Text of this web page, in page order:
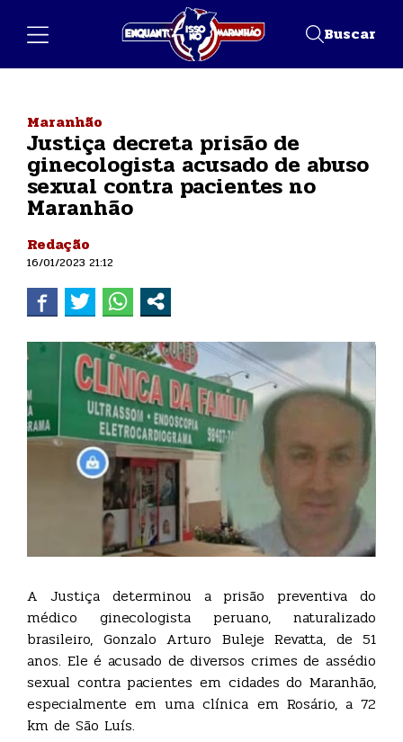
Buscar
Maranhão
Justiça decreta prisão de
ginecologista acusado de abuso
sexual contra pacientes no
Maranhão
Redação
16/01/2023 21:12
A Justiça determinou a prisão preventiva do
médico ginecologista peruano, naturalizado
brasileiro, Gonzalo Arturo Buleje Revatta, de 51
anos. Ele é acusado de diversos crimes de assédio
sexual contra pacientes em cidades do Maranhão,
especialmente em uma clínica em Rosário, a 72
km de São Luís.